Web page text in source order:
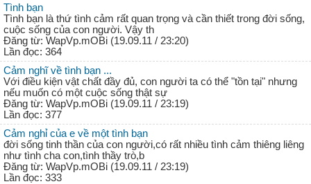
Tình bạn
Tình bạn là thứ tình cảm rất quan trọng và cần thiết trong đời sống,
cuộc sống của con người. Vậy th
Đăng từ: WapVp.mOBi (19.09.11 / 23:20)
Lần đọc: 364
Cảm nghĩ về tình bạn ...
Với điều kiện vật chất đầy đủ, con người ta có thể "tồn tại" nhưng
nếu muốn có một cuộc sống thật sự
Đăng từ: WapVp.mOBi (19.09.11 / 23:19)
Lần đọc: 377
Cảm nghỉ của e về một tình bạn
đời sống tinh thần của con người,có rất nhiều tình cảm thiêng liêng
như tình cha con,tình thầy trò,b
Đăng từ: WapVp.mOBi (19.09.11 / 23:19)
Lần đọc: 333